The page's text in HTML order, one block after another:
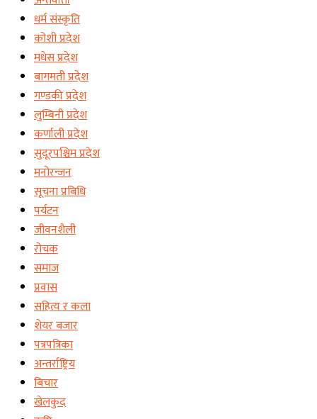
धर्म संस्कृति
कोशी प्रदेश
मधेस प्रदेश
बागमती प्रदेश
गण्डकी प्रदेश
लुम्बिनी प्रदेश
कर्णाली प्रदेश
सुदूरपश्चिम प्रदेश
मनोरन्जन
सूचना प्रबिधि
पर्यटन
जीवनशैली
रोचक
समाज
प्रवास
सहित्य र कला
शेयर बजार
पत्रपत्रिका
अन्तर्राष्ट्रिय
बिचार
खेलकुद